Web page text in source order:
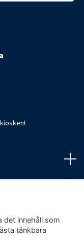
det innehåll som
tänkbara